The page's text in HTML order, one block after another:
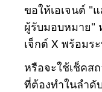
ขอให้เอเจนต์ "
ผู้รับมอบหมาย"
เจ็กต์ X พร้อมร
หรือจะใช้เช็คส
ที่ต้องทำในลำดั